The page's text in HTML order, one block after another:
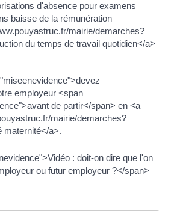
d'absence pour examens
baisse de la rémunération
mairie/demarches?
du temps de travail quotidien</a>
employeur <span
de partir</span> en <a
mairie/demarches?
maternité</a>.
: doit-on dire que l'on
ou futur employeur ?</span>